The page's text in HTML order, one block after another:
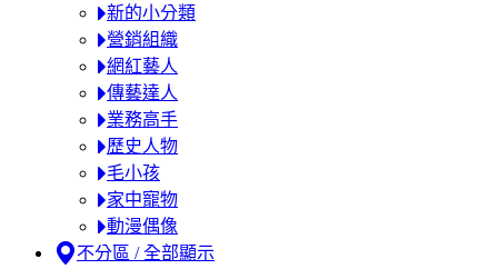
新的小分類
營銷組織
網紅藝人
傳藝達人
業務高手
歷史人物
毛小孩
家中寵物
動漫偶像
不分區 / 全部顯示